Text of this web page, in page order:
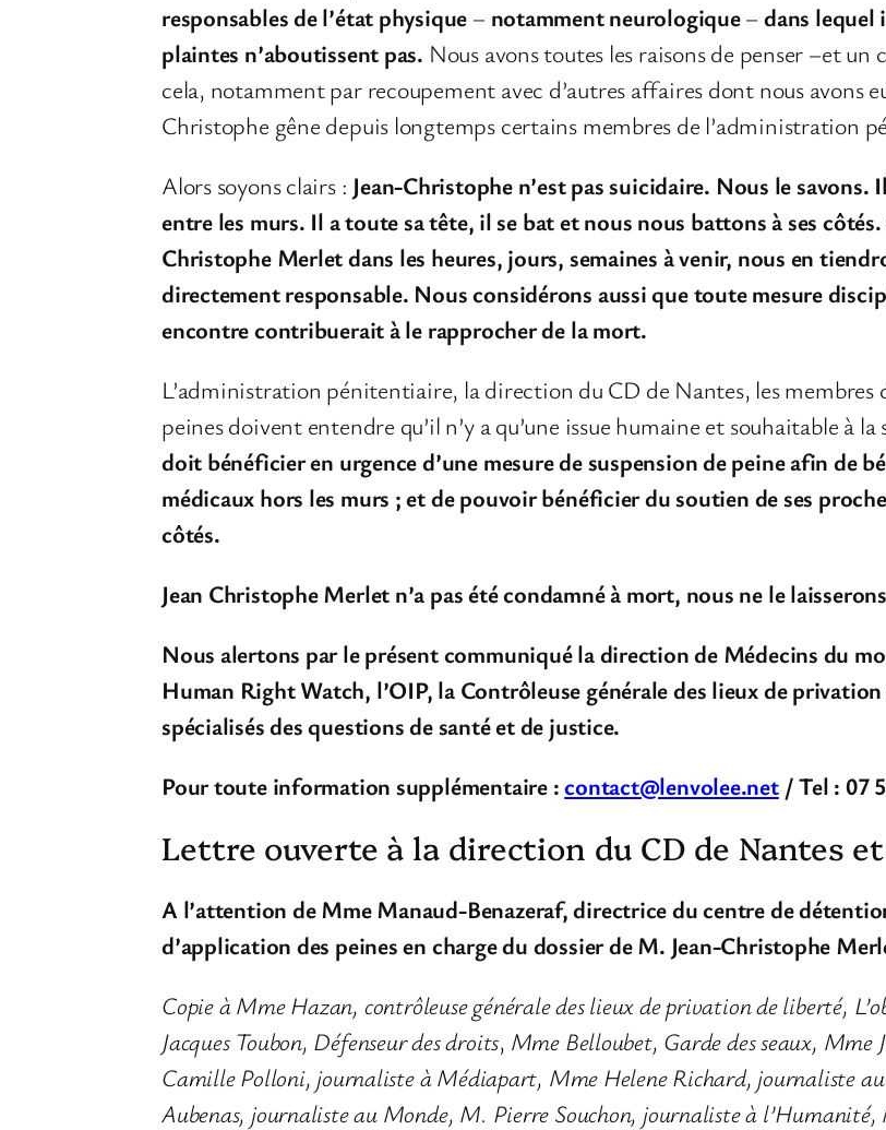
responsables de l’état physique – notamment neurologique– dans lequel
plaintes n’aboutissent pas. Nous avons toutes les raisons de penser –et
cela, notamment par recoupement avec d’autres affaires dont nous avons
Christophe gêne depuis longtemps certains membres de l’administration
Alors soyons clairs : Jean-Christophe n’est pas suicidaire. Nous le
entre les murs. Il a toute sa tête, il se bat et nous nous battons à ses côtés.
Christophe Merlet dans les heures, jours, semaines à venir, nous en
directement responsable. Nous considérons aussi que toute mesure
encontre contribuerait à le rapprocher de la mort.
L’administration pénitentiaire, la direction du CD de Nantes, les membres
peines doivent entendre qu’il n’y a qu’une issue humaine et souhaitable à
doit bénéficier en urgence d’une mesure de suspension de peine afin de
médicaux hors les murs ; et de pouvoir bénéficier du soutien de ses
côtés.
Jean Christophe Merlet n’a pas été condamné à mort, nous ne le
Nous alertons par le présent communiqué la direction de Médecins du
Human Right Watch, l’OIP, la Contrôleuse générale des lieux de
spécialisés des questions de santé et de justice.
Pour toute information supplémentaire :contact@lenvolee.net/ Tel : 07
Lettre ouverte à la direction du CD de Nantes et
A l’attention de Mme Manaud-Benazeraf, directrice du centre de
d’application des peines en charge du dossier de M. Jean-Christophe
Copie àMme Hazan, contrôleuse générale des lieux de privation de liberté,
Jacques Toubon, Défenseur des droits, Mme Belloubet, Garde des seaux, Mme
Camille Polloni, journaliste à Médiapart, Mme Helene Richard, journaliste
Aubenas, journaliste au Monde, M. Pierre Souchon, journaliste à l’Humanité,